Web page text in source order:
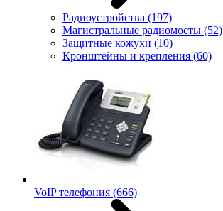
Радиоустройства (197)
Магистральные радиомосты (52)
Защитные кожухи (10)
Кронштейны и крепления (60)
VoIP телефония (666)